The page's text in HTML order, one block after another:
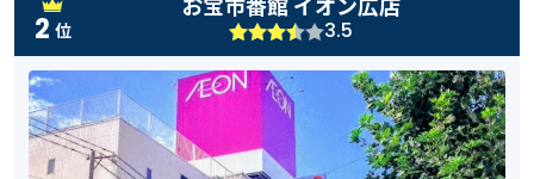
2 位 3.5